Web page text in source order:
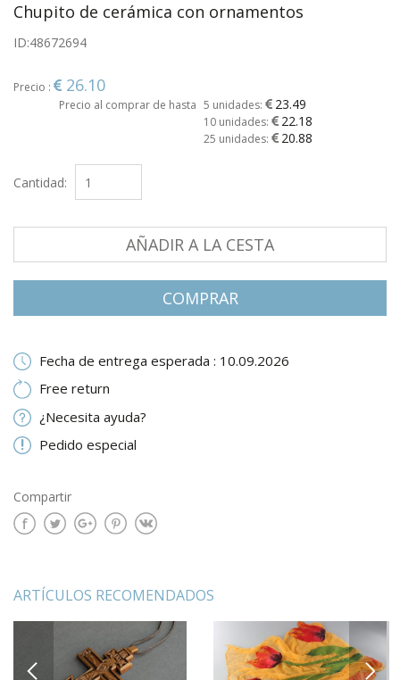
Chupito de cerámica con ornamentos
ID:48672694
Precio : 26.10
Precio al comprar de hasta 5 unidades: 23.49
10 unidades: 22.18
25 unidades: 20.88
Cantidad:
AÑADIR A LA CESTA
СOMPRAR
Fecha de entrega esperada : 10.09.2026
Free return
¿Necesita ayuda?
Pedido especial
Compartir
ARTÍCULOS RECOMENDADOS
PREVIOUS NEXT